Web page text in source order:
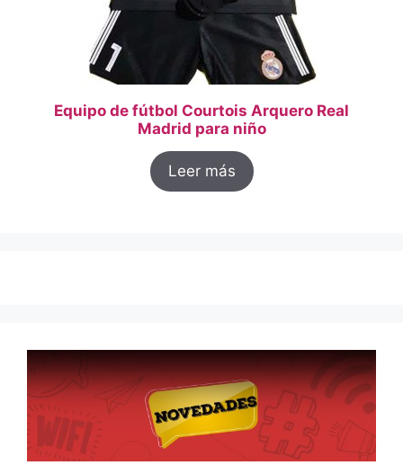
Equipo de fútbol Courtois Arquero Real
Madrid para niño
Leer más